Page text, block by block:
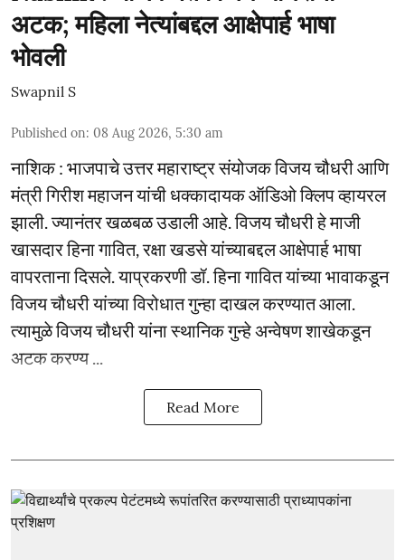
अटक; महिला नेत्यांबद्दल आक्षेपार्ह भाषा
भोवली
Swapnil S
Published on: 08 Aug 2026, 5:30 am
नाशिक : भाजपाचे उत्तर महाराष्ट्र संयोजक विजय चौधरी आणि
मंत्री गिरीश महाजन यांची धक्कादायक ऑडिओ क्लिप व्हायरल
झाली. ज्यानंतर खळबळ उडाली आहे. विजय चौधरी हे माजी
खासदार हिना गावित, रक्षा खडसे यांच्याबद्दल आक्षेपार्ह भाषा
वापरताना दिसले. याप्रकरणी डॉ. हिना गावित यांच्या भावाकडून
विजय चौधरी यांच्या विरोधात गुन्हा दाखल करण्यात आला.
त्यामुळे विजय चौधरी यांना स्थानिक गुन्हे अन्वेषण शाखेकडून
अटक करण्य ...
Read More